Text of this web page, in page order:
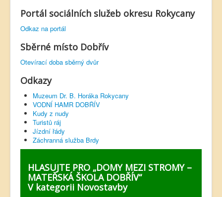
Portál sociálních služeb okresu Rokycany
Odkaz na portál
Sběrné místo Dobřív
Otevírací doba sběrný dvůr
Odkazy
Muzeum Dr. B. Horáka Rokycany
VODNÍ HAMR DOBŘÍV
Kudy z nudy
Turistů ráj
Jízdní řády
Záchranná služba Brdy
HLASUJTE PRO „DOMY MEZI STROMY –
MATEŘSKÁ ŠKOLA DOBŘÍV“
V kategorii Novostavby